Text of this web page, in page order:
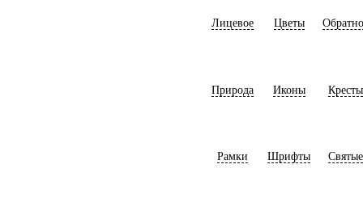
Лицевое Цветы
Природа Иконы Кресты
Рамки Шрифты Святые